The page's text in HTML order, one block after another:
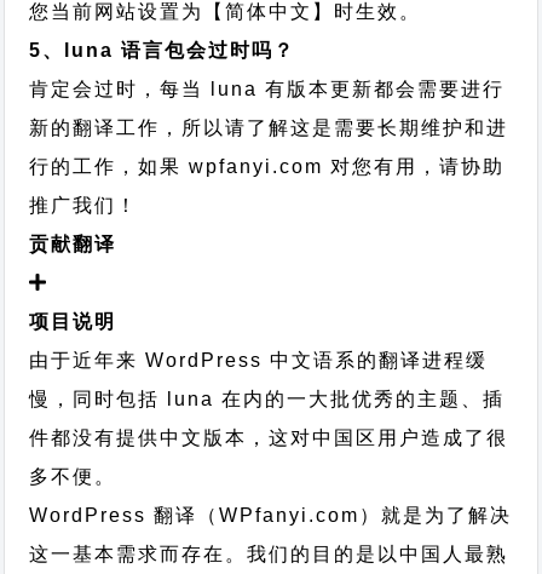
您当前网站设置为【简体中文】时生效。
5、luna 语言包会过时吗？
肯定会过时，每当 luna 有版本更新都会需要进行
新的翻译工作，所以请了解这是需要长期维护和进
行的工作，如果 wpfanyi.com 对您有用，请协助
推广我们！
贡献翻译
项目说明
由于近年来 WordPress 中文语系的翻译进程缓
慢，同时包括 luna 在内的一大批优秀的主题、插
件都没有提供中文版本，这对中国区用户造成了很
多不便。
WordPress 翻译（WPfanyi.com） 就是为了解决
这一基本需求而存在。我们的目的是以中国人最熟